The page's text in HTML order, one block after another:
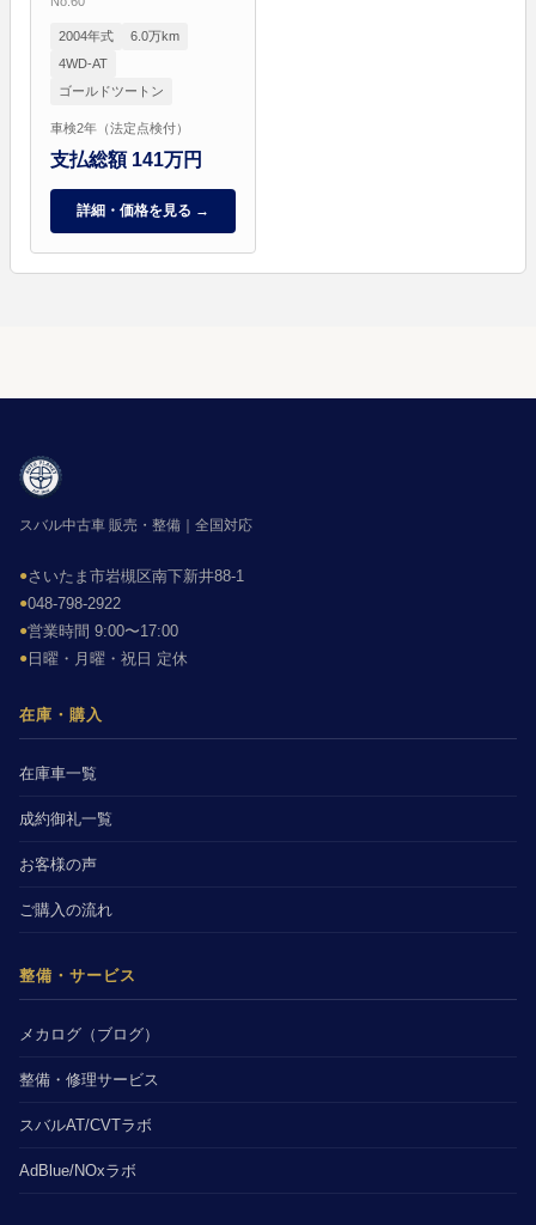
2004年式
6.0万km
4WD-AT
ゴールドツートン
車検2年（法定点検付）
支払総額 141万円
詳細・価格を見る →
スバル中古車 販売・整備｜全国対応
●さいたま市岩槻区南下新井88-1
●048-798-2922
●営業時間 9:00〜17:00
●日曜・月曜・祝日 定休
在庫・購入
在庫車一覧
成約御礼一覧
お客様の声
ご購入の流れ
整備・サービス
メカログ（ブログ）
整備・修理サービス
スバルAT/CVTラボ
AdBlue/NOxラボ